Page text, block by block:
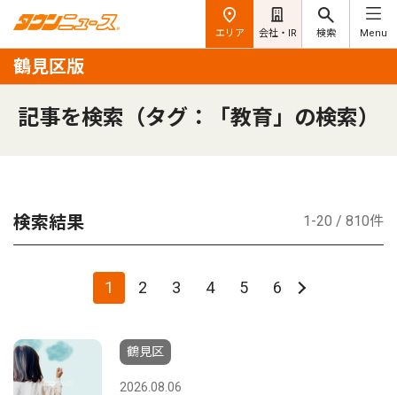
エリア 会社・IR 検索 Menu
鶴見区版
記事を検索（タグ：「教育」の検索）
検索結果 1-20 / 810件
1 2 3 4 5 6
鶴見区
2026.08.06